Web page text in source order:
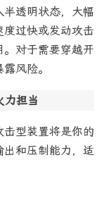
透明状态，大幅
过快或发动攻击
对于需要穿越开
风险。
力担当
型装置将是你的
和压制能力，适